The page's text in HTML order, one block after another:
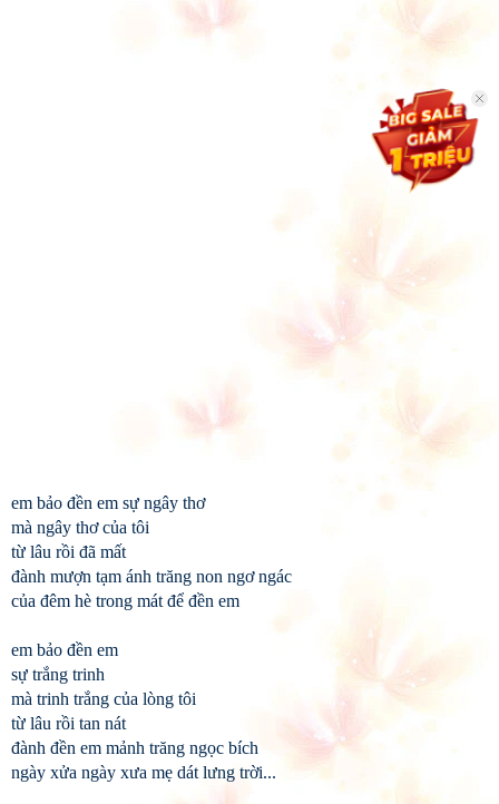
em bảo đền em sự ngây thơ
mà ngây thơ của tôi
từ lâu rồi đã mất
đành mượn tạm ánh trăng non ngơ ngác
của đêm hè trong mát để đền em
em bảo đền em
sự trắng trinh
mà trinh trắng của lòng tôi
từ lâu rồi tan nát
đành đền em mảnh trăng ngọc bích
ngày xửa ngày xưa mẹ dát lưng trời...